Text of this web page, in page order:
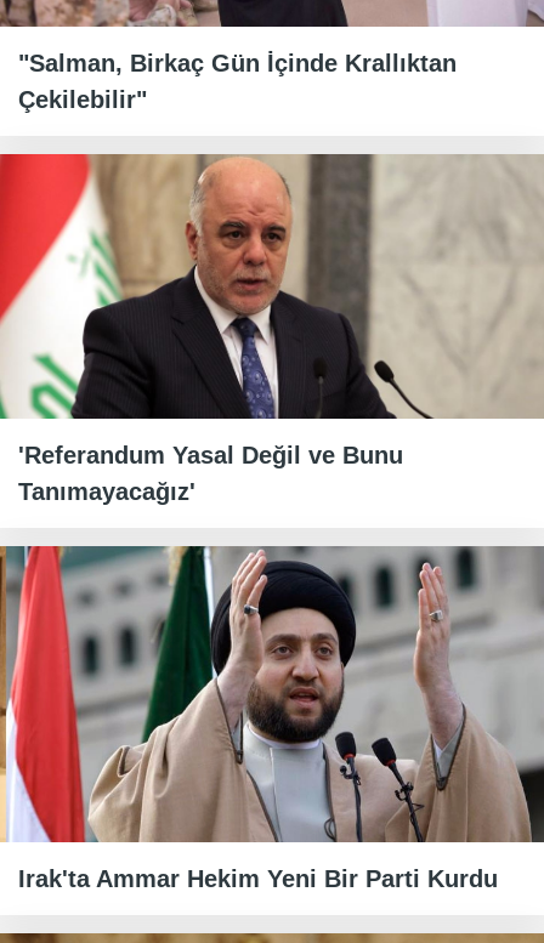
"Salman, Birkaç Gün İçinde Krallıktan
Çekilebilir"
'Referandum Yasal Değil ve Bunu
Tanımayacağız'
Irak'ta Ammar Hekim Yeni Bir Parti Kurdu